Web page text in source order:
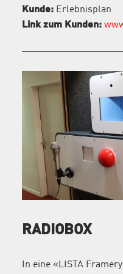
Kunde:Erlebnisplan
Link zum Kunden:
RADIOBOX
In eine «LISTA